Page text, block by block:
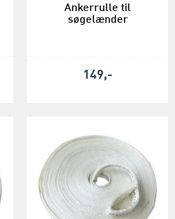
Ankerrulle til
søgelænder
149,-